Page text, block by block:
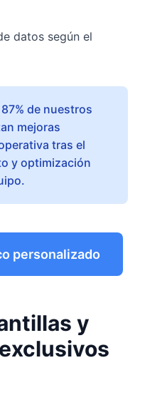
datos según el
87% de nuestros
mejoras
tras el
y optimización
personalizado
y